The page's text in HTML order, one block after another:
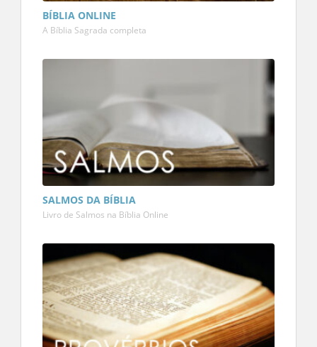
BÍBLIA ONLINE
A Bíblia Sagrada completa
SALMOS DA BÍBLIA
Livro de Salmos na Bíblia Online